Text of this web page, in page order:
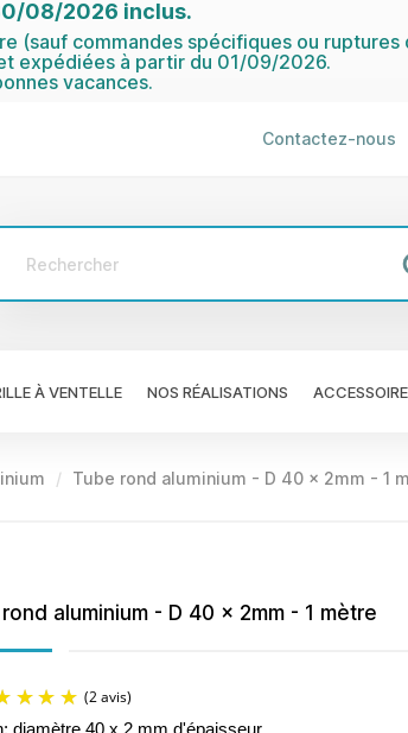
08/2026 inclus.
(sauf commandes spécifiques ou ruptures
expédiées à partir du 01/09/2026.
vacances.
Contactez-nous
À VENTELLE NOS RÉALISATIONS
Tube rond aluminium - D 40 x 2mm - 1
aluminium - D 40 x 2mm - 1 mètre